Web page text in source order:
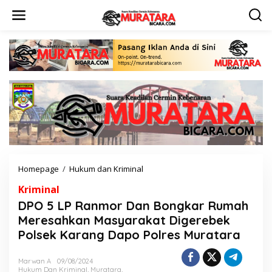
Homepage / Hukum dan Kriminal
5
L
P
R
Kriminal
DPO 5 LP Ranmor Dan Bongkar Rumah
Meresahkan Masyarakat Digerebek
Polsek Karang Dapo Polres Muratara
Marwan A
09/08/2024
Hukum Dan Kriminal, Muratara,